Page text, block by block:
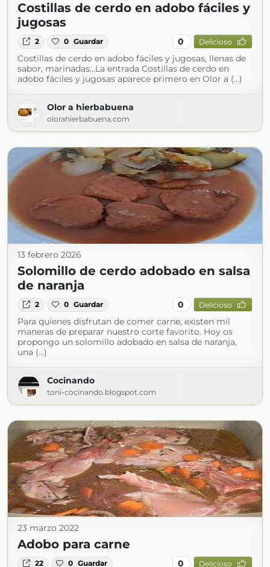
Costillas de cerdo en adobo fáciles y
jugosas
2 0 Guardar 0 Delicioso
Costillas de cerdo en adobo fáciles y jugosas, llenas de
sabor, marinadas…La entrada Costillas de cerdo en
adobo fáciles y jugosas aparece primero en Olor a (...)
Olor a hierbabuena
olorahierbabuena.com
13 febrero 2026
Solomillo de cerdo adobado en salsa
de naranja
2 0 Guardar 0 Delicioso
Para quienes disfrutan de comer carne, existen mil
maneras de preparar nuestro corte favorito. Hoy os
propongo un solomillo adobado en salsa de naranja,
una (...)
Cocinando
toni-cocinando.blogspot.com
23 marzo 2022
Adobo para carne
22 0 Guardar 0 Delicioso